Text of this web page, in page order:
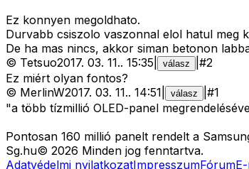
Ez konnyen megoldhato.
Durvabb csiszolo vaszonnal elol hatul meg
De ha mas nincs, akkor siman betonon
© Tetsuo2017. 03. 11.. 15:35 válasz #2
Ez miért olyan fontos?
© MerlinW2017. 03. 11.. 14:51 válasz #1
"a több tízmillió OLED-panel
Pontosan 160 millió panelt rendelt a
Sg.hu© 2026 Minden jog fenntartva.
Adatvédelmi nyilatkozatImpresszumFórum